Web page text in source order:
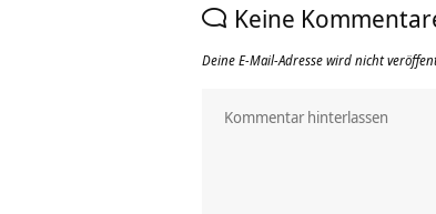
Keine
Deine E-Mail-Adresse wird nicht